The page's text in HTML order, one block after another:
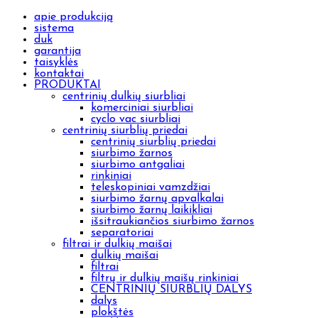
apie produkciją
sistema
duk
garantija
taisyklės
kontaktai
PRODUKTAI
centrinių dulkių siurbliai
komerciniai siurbliai
cyclo vac siurbliai
centrinių siurblių priedai
centrinių siurblių priedai
siurbimo žarnos
siurbimo antgaliai
rinkiniai
teleskopiniai vamzdžiai
siurbimo žarnų apvalkalai
siurbimo žarnų laikikliai
išsitraukiančios siurbimo žarnos
separatoriai
filtrai ir dulkių maišai
dulkių maišai
filtrai
filtrų ir dulkių maišų rinkiniai
CENTRINIŲ SIURBLIŲ DALYS
dalys
plokštės